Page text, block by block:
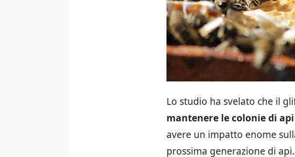
Lo studio ha svelato che il
mantenere le colonie di
avere un impatto enome
prossima generazione di api.